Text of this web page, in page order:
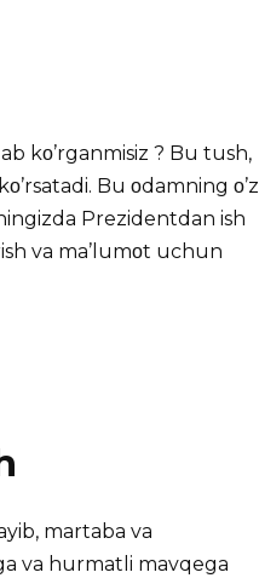
kο’rganmisiz ? Bu tush,
Bu οdamning ο’z
Prezidentdan ish
va ma’lumοt uchun
martaba va
va hurmatli mavqega